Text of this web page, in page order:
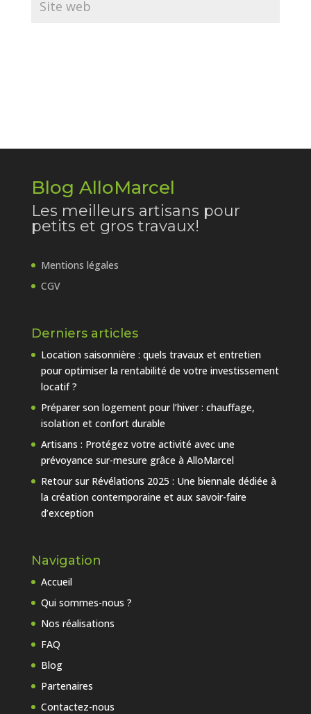
Blog AlloMarcel
Les meilleurs artisans pour
petits et gros travaux!
Mentions légales
CGV
Derniers articles
Location saisonnière : quels travaux et entretien
pour optimiser la rentabilité de votre investissement
locatif ?
Préparer son logement pour l’hiver : chauffage,
isolation et confort durable
Artisans : Protégez votre activité avec une
prévoyance sur-mesure grâce à AlloMarcel
Retour sur Révélations 2025 : Une biennale dédiée à
la création contemporaine et aux savoir-faire
d’exception
Navigation
Accueil
Qui sommes-nous ?
Nos réalisations
FAQ
Blog
Partenaires
Contactez-nous